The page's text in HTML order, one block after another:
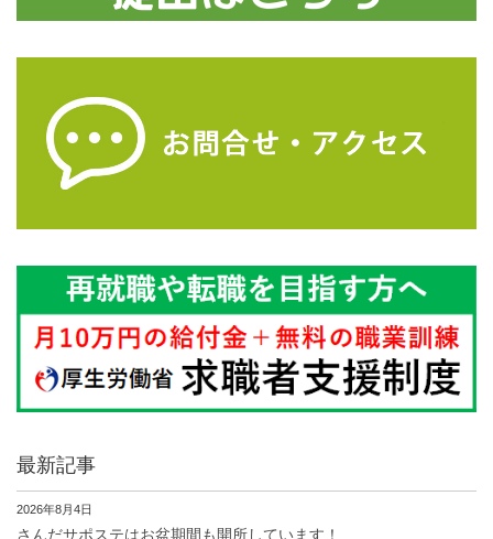
最新記事
2026年8月4日
さんだサポステはお盆期間も開所しています！